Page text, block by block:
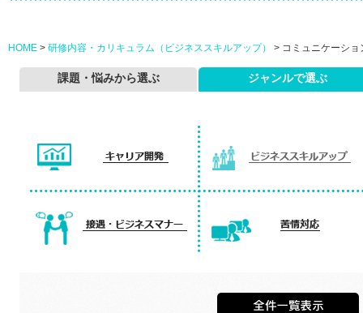
HOME > 研修内容・カリキュラム（ビジネススキルアップ） > コミュニケーショ
課題・悩みから選ぶ ジャンルで選ぶ